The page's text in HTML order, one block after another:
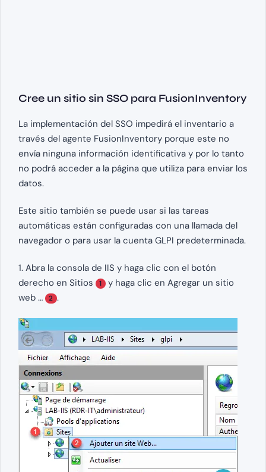
Cree un sitio sin SSO para FusionInventory
La implementación del SSO impedirá el inventario a
través del agente FusionInventory porque este no
envía ninguna información identificativa y por lo tanto
no podrá acceder a la página que utiliza para enviar los
datos.
Este sitio también se puede usar si las tareas
automáticas están configuradas con una llamada del
navegador o para usar la cuenta GLPI predeterminada.
1. Abra la consola de IIS y haga clic con el botón
derecho en Sitios
1 y haga clic en Agregar un sitio
web …
2 .